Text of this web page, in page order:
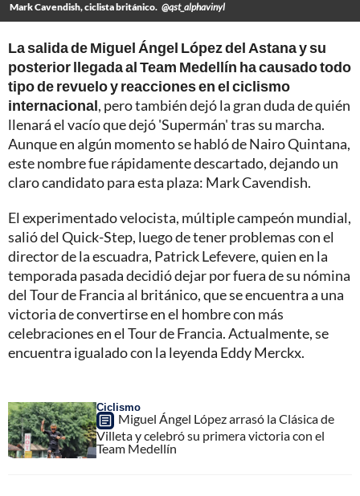
Mark Cavendish, ciclista británico. @qst_alphavinyl
La salida de Miguel Ángel López del Astana y su
posterior llegada al Team Medellín ha causado todo
tipo de revuelo y reacciones en el ciclismo
internacional, pero también dejó la gran duda de quién
llenará el vacío que dejó 'Supermán' tras su marcha.
Aunque en algún momento se habló de Nairo Quintana,
este nombre fue rápidamente descartado, dejando un
claro candidato para esta plaza: Mark Cavendish.
El experimentado velocista, múltiple campeón mundial,
salió del Quick-Step, luego de tener problemas con el
director de la escuadra, Patrick Lefevere, quien en la
temporada pasada decidió dejar por fuera de su nómina
del Tour de Francia al británico, que se encuentra a una
victoria de convertirse en el hombre con más
celebraciones en el Tour de Francia. Actualmente, se
encuentra igualado con la leyenda Eddy Merckx.
Ciclismo
Miguel Ángel López arrasó la Clásica de
Villeta y celebró su primera victoria con el
Team Medellín